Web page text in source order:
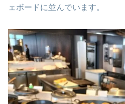
ェボードに並んでいます。